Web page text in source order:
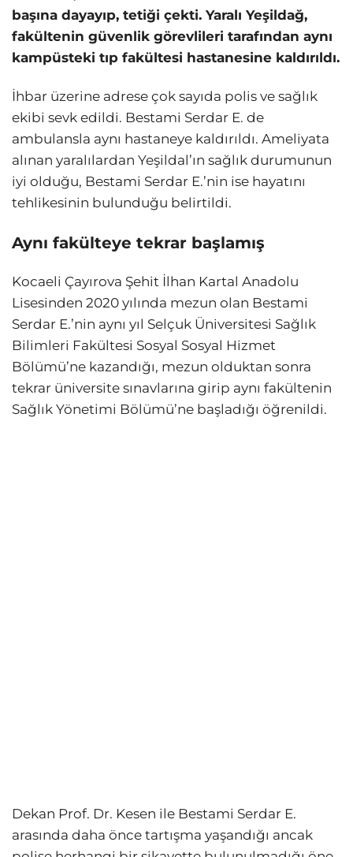
başına dayayıp, tetiği çekti. Yaralı Yeşildağ,
fakültenin güvenlik görevlileri tarafından aynı
kampüsteki tıp fakültesi hastanesine kaldırıldı.
İhbar üzerine adrese çok sayıda polis ve sağlık
ekibi sevk edildi. Bestami Serdar E. de
ambulansla aynı hastaneye kaldırıldı. Ameliyata
alınan yaralılardan Yeşildal’ın sağlık durumunun
iyi olduğu, Bestami Serdar E.’nin ise hayatını
tehlikesinin bulunduğu belirtildi.
Aynı fakülteye tekrar başlamış
Kocaeli Çayırova Şehit İlhan Kartal Anadolu
Lisesinden 2020 yılında mezun olan Bestami
Serdar E.’nin aynı yıl Selçuk Üniversitesi Sağlık
Bilimleri Fakültesi Sosyal Sosyal Hizmet
Bölümü’ne kazandığı, mezun olduktan sonra
tekrar üniversite sınavlarına girip aynı fakültenin
Sağlık Yönetimi Bölümü’ne başladığı öğrenildi.
Dekan Prof. Dr. Kesen ile Bestami Serdar E.
arasında daha önce tartışma yaşandığı ancak